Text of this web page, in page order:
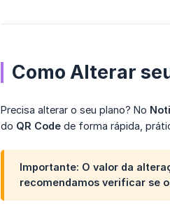
Como Alterar
Precisa alterar o seu plano? No
do QR Code de forma rápida,
Importante: O valor da
recomendamos verificar se